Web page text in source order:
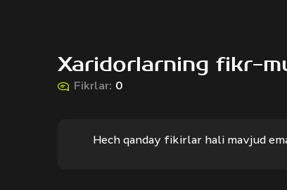
Xaridorlarning fikr-
Fikrlar: 0
Hech qanday fikirlar hali mavjud